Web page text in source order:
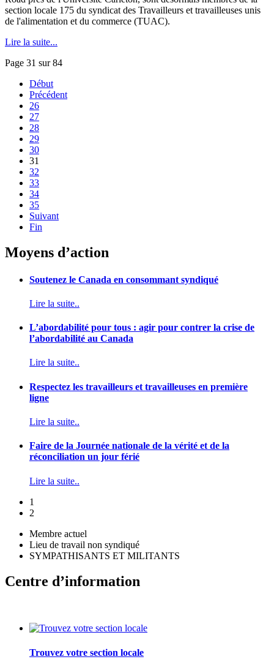
section locale 175 du syndicat des Travailleurs et travailleuses unis
de l'alimentation et du commerce (TUAC).
Lire la suite...
Page 31 sur 84
Début
Précédent
26
27
28
29
30
31
32
33
34
35
Suivant
Fin
Moyens d’action
Soutenez le Canada en consommant syndiqué
Lire la suite..
L’abordabilité pour tous : agir pour contrer la crise de
l’abordabilité au Canada
Lire la suite..
Respectez les travailleurs et travailleuses en première
ligne
Lire la suite..
Faire de la Journée nationale de la vérité et de la
réconciliation un jour férié
Lire la suite..
1
2
Membre actuel
Lieu de travail non syndiqué
SYMPATHISANTS ET MILITANTS
Centre d’information
Trouvez votre section locale